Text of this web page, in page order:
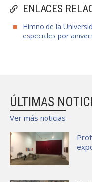
ENLACES
Himno de la
especiales por
ÚLTIMAS
Ver más noticias